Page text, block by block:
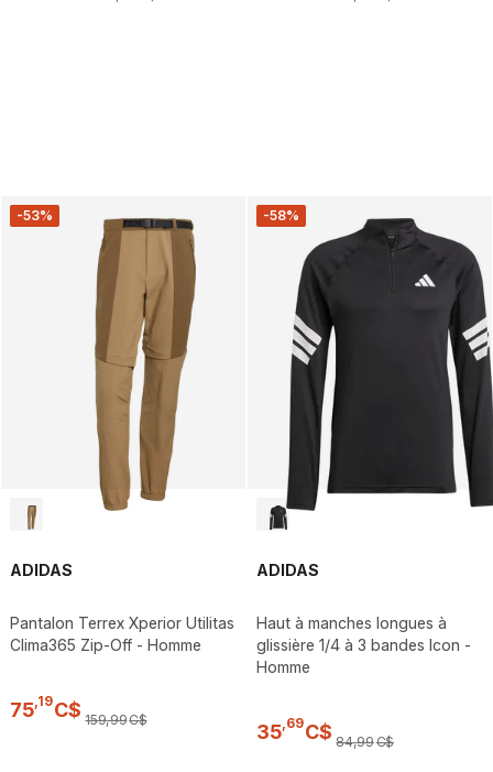
-53%
ADIDAS
Pantalon Terrex Xperior Utilitas
Clima365 Zip-Off - Homme
75,19C$ 159,99C$
-58%
ADIDAS
Haut à manches longues à
glissière 1/4 à 3 bandes Icon -
Homme
35,69C$ 84,99C$